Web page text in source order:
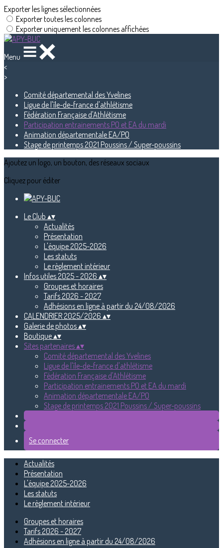
Exporter les lignes sélectionnées
Exporter toutes les colonnes
Exporter uniquement les colonnes affichées
Menu
<
>
Comité départemental des Yvelines
Ligue de l'île-de-france d'athlétisme
Fédération Française d'Athlétisme
Participation entrainements PO et EA du mardi
Animation départementale EA/PO
Stage de printemps 2021 Poussins / Super-poussins
Ajoutez un logo, un bouton, des réseaux sociaux
Cliquez pour éditer
Le Club ▴▾
Actualités
Présentation
L'équipe 2025-2026
Les statuts
Le règlement intérieur
Infos utiles 2025 - 2026 ▴▾
Groupes et horaires
Tarifs 2026 - 2027
Adhésions en ligne à partir du 24/08/2026
CALENDRIER 2025/2026 ▴▾
Galerie de photos▴▾
Boutique▴▾
Sites partenaires▴▾
Comité départemental des Yvelines
Ligue de l'île-de-france d'athlétisme
Fédération Française d'Athlétisme
Participation entrainements PO et EA du mardi
Animation départementale EA/PO
Stage de printemps 2021 Poussins / Super-poussins
Se connecter
Actualités
Présentation
L'équipe 2025-2026
Les statuts
Le règlement intérieur
Groupes et horaires
Tarifs 2026 - 2027
Adhésions en ligne à partir du 24/08/2026